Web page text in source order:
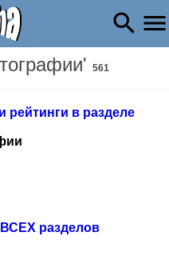
561
рейтинги в разделе
ВСЕХ разделов